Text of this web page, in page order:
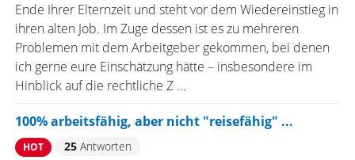
Ende Ihrer Elternzeit und steht vor dem Wiedereinstieg in
ihren alten Job. Im Zuge dessen ist es zu mehreren
Problemen mit dem Arbeitgeber gekommen, bei denen
ich gerne eure Einschätzung hätte – insbesondere im
Hinblick auf die rechtliche Z ...
100% arbeitsfähig, aber nicht "reisefähig" ...
HOT 25Antworten